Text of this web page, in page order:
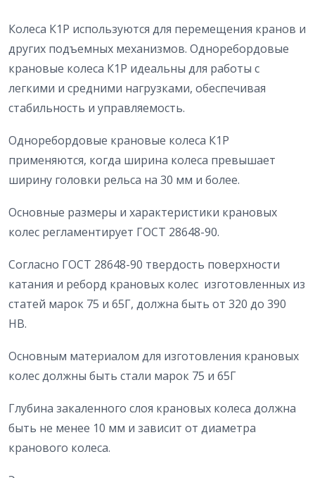
Колеса К1Р используются для перемещения кранов и
других подъемных механизмов. Одноребордовые
крановые колеса К1Р идеальны для работы с
легкими и средними нагрузками, обеспечивая
стабильность и управляемость.
Одноребордовые крановые колеса К1Р
применяются, когда ширина колеса превышает
ширину головки рельса на 30 мм и более.
Основные размеры и характеристики крановых
колес регламентирует ГОСТ 28648-90.
Согласно ГОСТ 28648-90 твердость поверхности
катания и реборд крановых колес изготовленных из
статей марок 75 и 65Г, должна быть от 320 до 390
НВ.
Основным материалом для изготовления крановых
колес должны быть стали марок 75 и 65Г
Глубина закаленного слоя крановых колеса должна
быть не менее 10 мм и зависит от диаметра
кранового колеса.